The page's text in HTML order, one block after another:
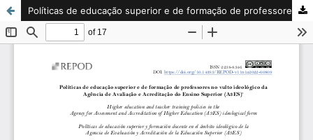
Políticas de educação superior e de formação de professores no vulto ideológico da Agência de Avaliação e Acreditação do Ensino Superior (A3ES)